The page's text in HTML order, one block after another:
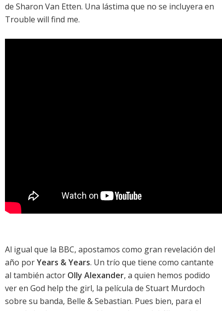
de Sharon Van Etten. Una lástima que no se incluyera en
Trouble will find me.
Al igual que la BBC, apostamos como gran revelación del
año porYears & Years. Un trío que tiene como cantante
al también actor Olly Alexander, a quien hemos podido
ver en God help the girl, la película de Stuart Murdoch
sobre su banda, Belle & Sebastian. Pues bien, para el